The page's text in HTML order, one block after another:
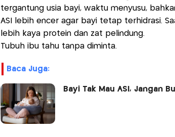
tergantung usia bayi, waktu menyusu,
ASI lebih encer agar bayi tetap terhidrasi.
lebih kaya protein dan zat pelindung.
Tubuh ibu tahu tanpa diminta.
Baca Juga:
Bayi Tak Mau ASI, Jangan